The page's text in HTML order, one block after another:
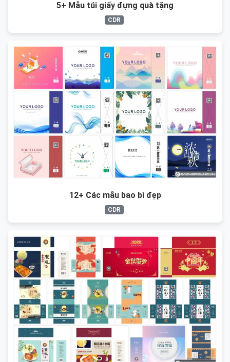
5+ Mẫu túi giấy đựng quà tặng
CDR
12+ Các mẫu bao bì đẹp
CDR